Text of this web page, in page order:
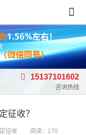
15137101602
咨询热线
征收？
征收 阅读：170